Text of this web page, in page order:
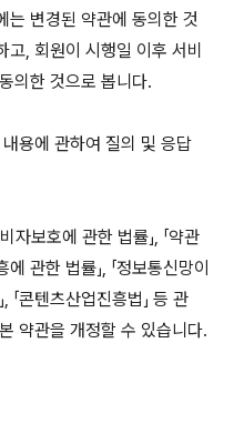
는 변경된 약관에 동의한 것
, 회원이 시행일 이후 서비
의한 것으로 봅니다.
용에 관하여 질의 및 응답
보호에 관한 법률」, 「약관
관한 법률」, 「정보통신망이
콘텐츠산업진흥법」 등 관
약관을 개정할 수 있습니다.